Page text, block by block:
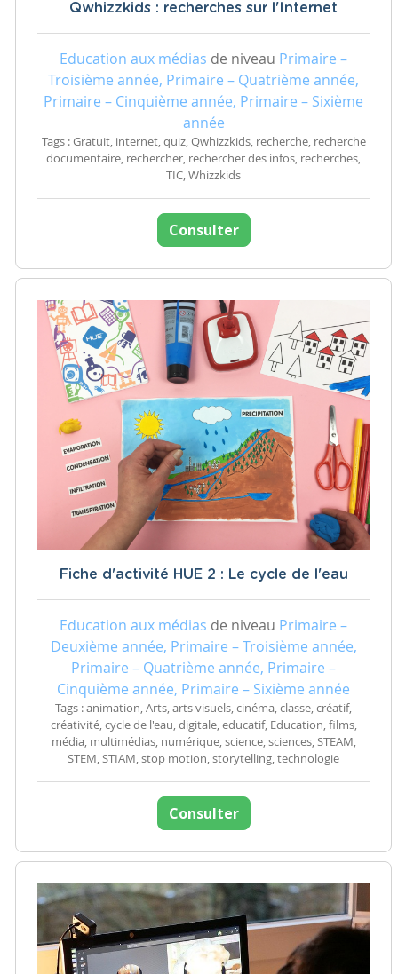
Qwhizzkids : recherches sur l'Internet
Education aux médias de niveau Primaire –
Troisième année, Primaire – Quatrième année,
Primaire – Cinquième année, Primaire – Sixième
année
Tags : Gratuit, internet, quiz, Qwhizzkids, recherche, recherche
documentaire, rechercher, rechercher des infos, recherches,
TIC, Whizzkids
Consulter
Fiche d'activité HUE 2 : Le cycle de l'eau
Education aux médias de niveau Primaire –
Deuxième année, Primaire – Troisième année,
Primaire – Quatrième année, Primaire –
Cinquième année, Primaire – Sixième année
Tags : animation, Arts, arts visuels, cinéma, classe, créatif,
créativité, cycle de l'eau, digitale, educatif, Education, films,
média, multimédias, numérique, science, sciences, STEAM,
STEM, STIAM, stop motion, storytelling, technologie
Consulter